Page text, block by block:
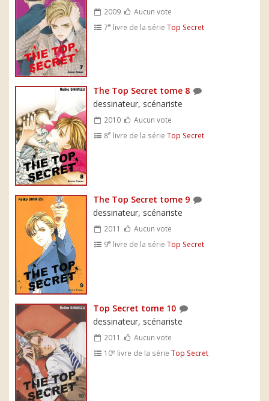
2009
Aucun vote
7e livre de la sérieTop Secret
The Top Secret tome 8
dessinateur, scénariste
2010
Aucun vote
8e livre de la sérieTop Secret
The Top Secret tome 9
dessinateur, scénariste
2011
Aucun vote
9e livre de la sérieTop Secret
Top Secret tome 10
dessinateur, scénariste
2011
Aucun vote
10e livre de la sérieTop Secret